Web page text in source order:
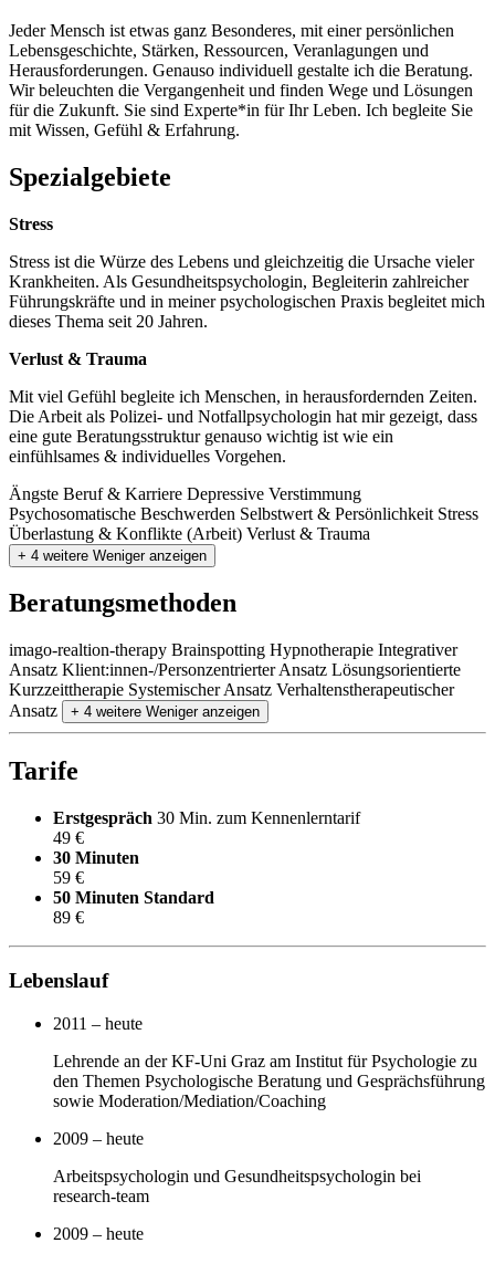
Jeder Mensch ist etwas ganz Besonderes, mit einer persönlichen
Lebensgeschichte, Stärken, Ressourcen, Veranlagungen und
Herausforderungen. Genauso individuell gestalte ich die Beratung.
Wir beleuchten die Vergangenheit und finden Wege und Lösungen
für die Zukunft. Sie sind Experte*in für Ihr Leben. Ich begleite Sie
mit Wissen, Gefühl & Erfahrung.
Spezialgebiete
Stress
Stress ist die Würze des Lebens und gleichzeitig die Ursache vieler
Krankheiten. Als Gesundheitspsychologin, Begleiterin zahlreicher
Führungskräfte und in meiner psychologischen Praxis begleitet mich
dieses Thema seit 20 Jahren.
Verlust & Trauma
Mit viel Gefühl begleite ich Menschen, in herausfordernden Zeiten.
Die Arbeit als Polizei- und Notfallpsychologin hat mir gezeigt, dass
eine gute Beratungsstruktur genauso wichtig ist wie ein
einfühlsames & individuelles Vorgehen.
Ängste Beruf & Karriere Depressive Verstimmung
Psychosomatische Beschwerden Selbstwert & Persönlichkeit Stress
Überlastung & Konflikte (Arbeit) Verlust & Trauma
+ 4 weitere Weniger anzeigen
Beratungsmethoden
imago-realtion-therapy Brainspotting Hypnotherapie Integrativer
Ansatz Klient:innen-/Personzentrierter Ansatz Lösungsorientierte
Kurzzeittherapie Systemischer Ansatz Verhaltenstherapeutischer
Ansatz
+ 4 weitere Weniger anzeigen
Tarife
Erstgespräch 30 Min. zum Kennenlerntarif
49 €
30 Minuten
59 €
50 Minuten Standard
89 €
Lebenslauf
2011 – heute
Lehrende an der KF-Uni Graz am Institut für Psychologie zu
den Themen Psychologische Beratung und Gesprächsführung
sowie Moderation/Mediation/Coaching
2009 – heute
Arbeitspsychologin und Gesundheitspsychologin bei
research-team
2009 – heute